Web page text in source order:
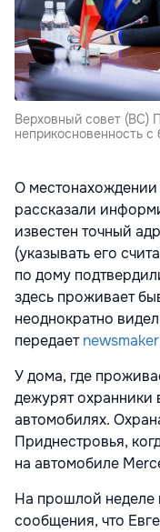
Верховный совет (ВС)
неприкосновенность
О
рассказали
известен точный
(указывать его
по дому
здесь проживает
неоднократно
передает
У дома, где
дежурят охранники
автомобилях.
Приднестровья,
на автомобиле
На прошлой
сообщения, что